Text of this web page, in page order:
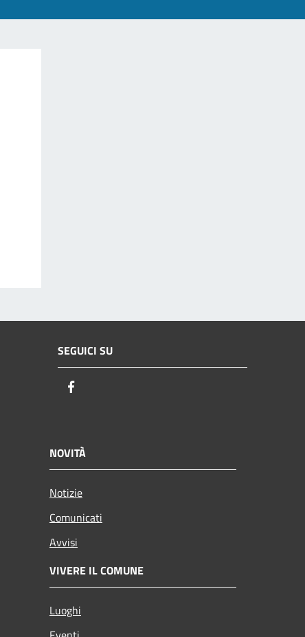
SEGUICI SU
NOVITÀ
Notizie
Comunicati
Avvisi
VIVERE IL COMUNE
Luoghi